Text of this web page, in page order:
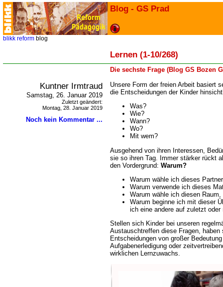
Blog - GS Prad
blikk reform blog
Lernen (1-10/268)
Die sechste Frage (Blog GS Bozen
Kuntner Irmtraud
Samstag, 26. Januar 2019
Zuletzt geändert:
Montag, 28. Januar 2019
Noch kein Kommentar ...
Unsere Form der freien Arbeit basiert
die Entscheidungen der Kinder
Was?
Wie?
Wann?
Wo?
Mit wem?
Ausgehend von ihren Interessen,
sie so ihren Tag. Immer stärker rückt
den Vordergrund: Warum?
Warum wähle ich dieses
Warum verwende ich dieses
Warum wähle ich diesen
Warum beginne ich mit dieser
ich eine andere auf zuletzt
Stellen sich Kinder bei unseren
Austauschtreffen diese Fragen,
Entscheidungen von großer
Aufgabenerledigung oder
wirklichen Lernzuwachs.